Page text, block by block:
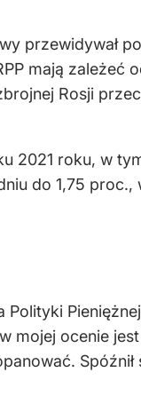
przewidywał
mają zależeć
Rosji
2021 roku, w
do 1,75
Polityki
mojej ocenie
Spóźnił